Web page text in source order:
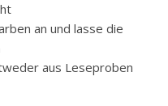
an und lasse die
aus Leseproben